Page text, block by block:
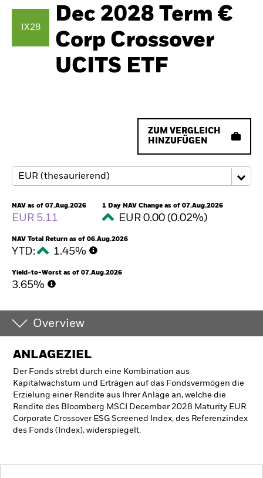
IX28
Dec 2028 Term €
Corp Crossover
UCITS ETF
ZUM VERGLEICH
HINZUFÜGEN
NAV as of 07.Aug.2026
EUR 5.11
1 Day NAV Change as of 07.Aug.2026
EUR 0.00 (0.02%)
NAV Total Return as of 06.Aug.2026
YTD: 1.45%
Yield-to-Worst as of 07.Aug.2026
3.65%
Overview
ANLAGEZIEL
Der Fonds strebt durch eine Kombination aus
Kapitalwachstum und Erträgen auf das Fondsvermögen die
Erzielung einer Rendite aus Ihrer Anlage an, welche die
Rendite des Bloomberg MSCI December 2028 Maturity EUR
Corporate Crossover ESG Screened Index, des Referenzindex
des Fonds (Index), widerspiegelt.